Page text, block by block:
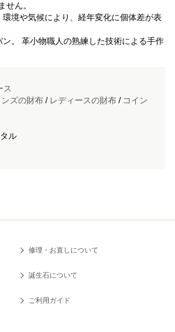
せん。
境や気候により、経年変化に個体差が表
。 革小物職人の熟練した技術による手作
ス
ンズの財布/ レディースの財布/ コイン
ル
修理・お直しについて
誕生石について
ご利用ガイド